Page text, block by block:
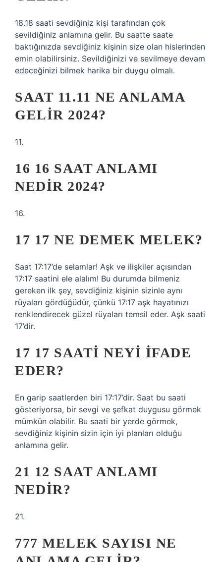
18.18 saati sevdiğiniz kişi tarafından çok
sevildiğiniz anlamına gelir. Bu saatte saate
baktığınızda sevdiğiniz kişinin size olan hislerinden
emin olabilirsiniz. Sevildiğinizi ve sevilmeye devam
edeceğinizi bilmek harika bir duygu olmalı.
SAAT 11.11 NE ANLAMA
GELIR 2024?
11.
16 16 SAAT ANLAMI
NEDIR 2024?
16.
17 17 NE DEMEK MELEK?
Saat 17:17’de selamlar! Aşk ve ilişkiler açısından
17:17 saatini ele alalım! Bu durumda bilmeniz
gereken ilk şey, sevdiğiniz kişinin sizinle aynı
rüyaları gördüğüdür, çünkü 17:17 aşk hayatınızı
renklendirecek güzel rüyaları temsil eder. Aşk saati
17’dir.
17 17 SAATI NEYI IFADE
EDER?
En garip saatlerden biri 17:17’dir. Saat bu saati
gösteriyorsa, bir sevgi ve şefkat duygusu görmek
mümkün olabilir. Bu saati bir yerde görmek,
sevdiğiniz kişinin sizin için iyi planları olduğu
anlamına gelir.
21 12 SAAT ANLAMI
NEDIR?
21.
777 MELEK SAYISI NE